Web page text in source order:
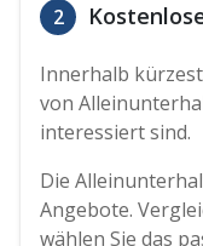
2
Innerhalb
von
interessiert sind.
Die
Angebote.
wählen Sie das